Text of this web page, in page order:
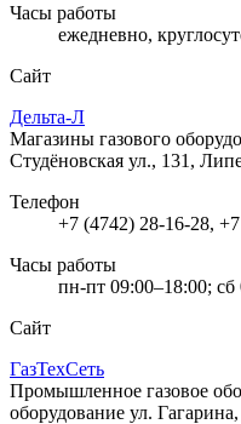
Часы работы
ежедневно,
Сайт
Дельта-Л
Магазины газового
Студёновская ул., 131,
Телефон
+7 (4742) 28-16-28,
Часы работы
пн-пт 09:00–18:00; сб
Сайт
ГазТехСеть
Промышленное газовое
оборудование ул.